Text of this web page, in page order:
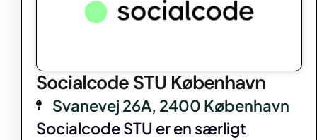
Socialcode STU København
Svanevej 26A, 2400 København
Socialcode STU er en særligt